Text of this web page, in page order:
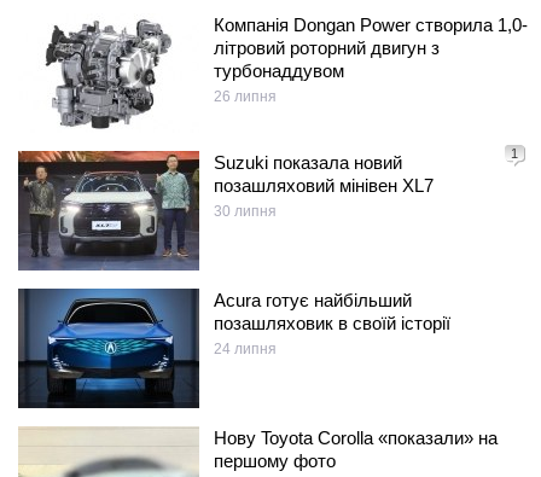
Компанія Dongan Power створила 1,0-
літровий роторний двигун з
турбонаддувом
26 липня
1
Suzuki показала новий
позашляховий мінівен XL7
30 липня
Acura готує найбільший
позашляховик в своїй історії
24 липня
Нову Toyota Corolla «показали» на
першому фото